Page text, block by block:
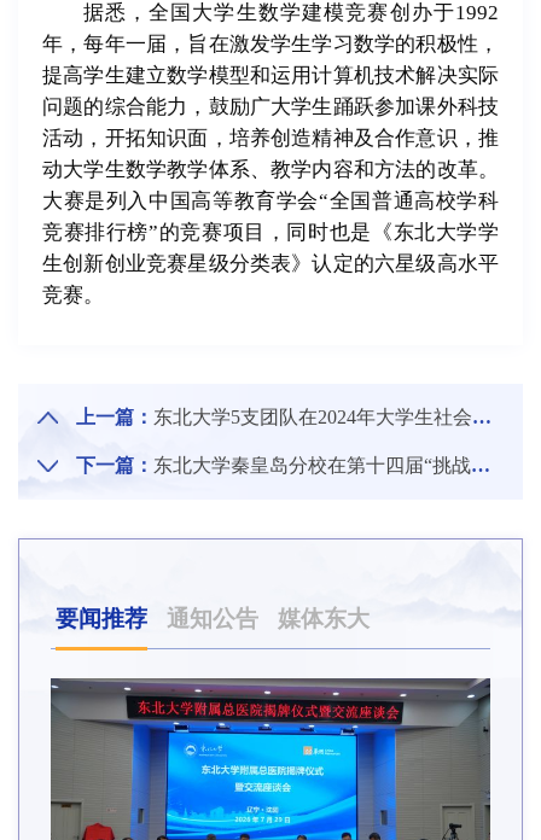
据悉，全国大学生数学建模竞赛创办于1992
年，每年一届，旨在激发学生学习数学的积极性，
提高学生建立数学模型和运用计算机技术解决实际
问题的综合能力，鼓励广大学生踊跃参加课外科技
活动，开拓知识面，培养创造精神及合作意识，推
动大学生数学教学体系、教学内容和方法的改革。
大赛是列入中国高等教育学会“全国普通高校学科
竞赛排行榜”的竞赛项目，同时也是《东北大学学
生创新创业竞赛星级分类表》认定的六星级高水平
竞赛。
上一篇： 东北大学5支团队在2024年大学生社会实践成果“千校千项”网络展示活动中荣获优秀实践项目
下一篇： 东北大学秦皇岛分校在第十四届“挑战杯”中国大学生创业计划竞赛中喜获金奖
要闻推荐 通知公告 媒体东大